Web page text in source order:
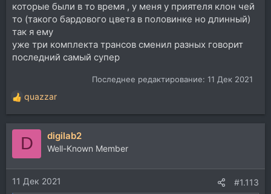
которые были в то время , у меня у приятеля клон чей
то (такого бардового цвета в половинке но длинный)
так я ему
уже три комплекта трансов сменил разных говорит
последний самый супер
Последнее редактирование: 11 Дек 2021
Р
е
а
и
и
:
quazzar
D digilab2
Well-Known Member
11 Дек 2021 #1.113